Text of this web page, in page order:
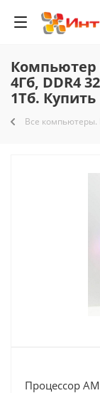
Компьютер
4Гб, DDR4
1Тб.
Все компьютеры.
Процессор